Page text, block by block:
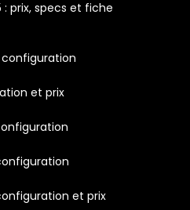
: prix, specs et fiche
configuration
et prix
et prix